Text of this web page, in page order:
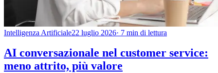
Intelligenza Artificiale22 luglio 2026· 7 min di lettura
AI conversazionale nel customer service:
meno attrito, più valore